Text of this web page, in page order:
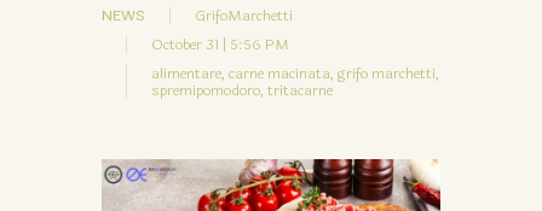
NEWS
GrifoMarchetti
October 31 | 5:56 PM
alimentare, carne macinata, grifo marchetti,
spremipomodoro, tritacarne